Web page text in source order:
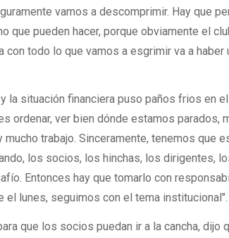
vamos a descomprimir. Hay que
que pueden hacer, porque obviamente el
con todo lo que vamos a esgrimir va a haber
la situación financiera puso paños frios en
ordenar, ver bien dónde estamos parados,
trabajo. Sinceramente, tenemos que
los socios, los hinchas, los dirigentes,
Entonces hay que tomarlo con
el lunes, seguimos con el tema institucional".
que los socios puedan ir a la cancha, dijo